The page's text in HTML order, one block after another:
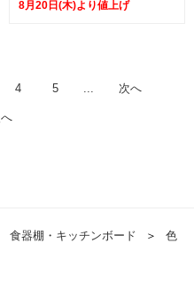
ック 下台全4色 天板全2色
8月20日(木)より値上げ
4 5 次へ
食器棚・キッチンボード ＞
色